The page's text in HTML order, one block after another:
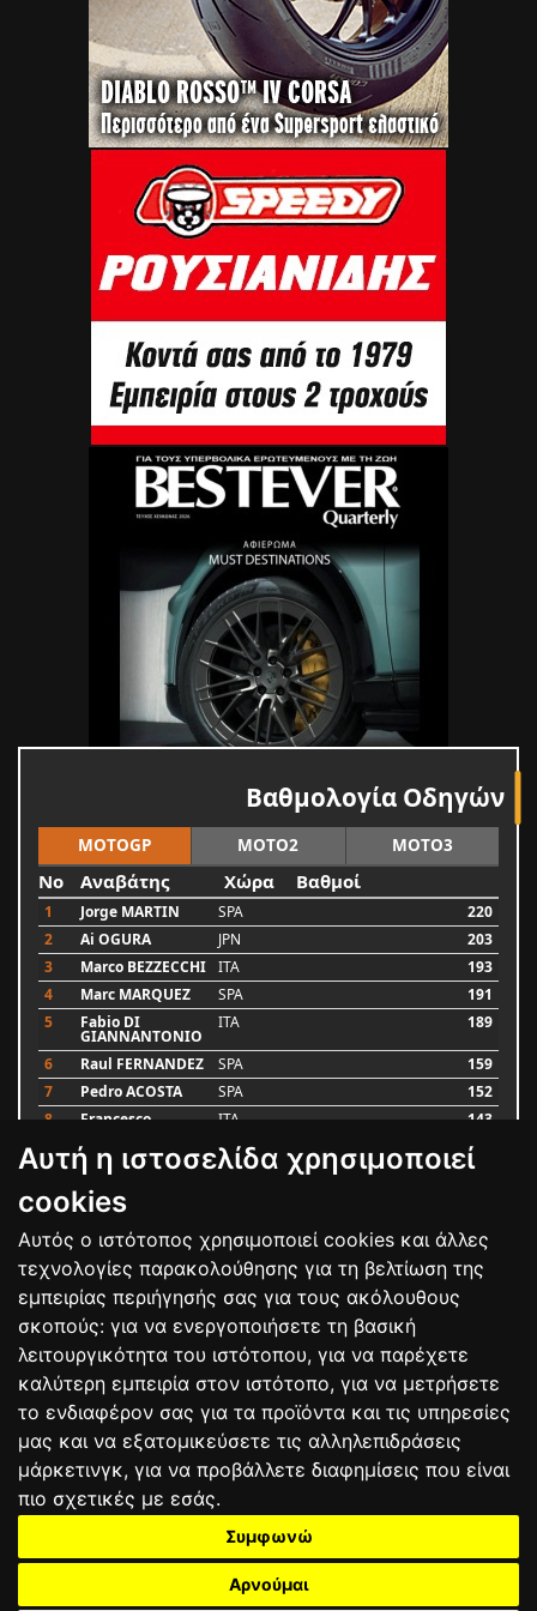
Αυτή η ιστοσελίδα χρησιμοποιεί
cookies
Αυτός ο ιστότοπος χρησιμοποιεί cookies και άλλες
τεχνολογίες παρακολούθησης για τη βελτίωση της
εμπειρίας περιήγησής σας για τους ακόλουθους
σκοπούς: για να ενεργοποιήσετε τη βασική
λειτουργικότητα του ιστότοπου, για να παρέχετε
καλύτερη εμπειρία στον ιστότοπο, για να μετρήσετε
το ενδιαφέρον σας για τα προϊόντα και τις υπηρεσίες
μας και να εξατομικεύσετε τις αλληλεπιδράσεις
μάρκετινγκ, για να προβάλλετε διαφημίσεις που είναι
πιο σχετικές με εσάς.
Συμφωνώ
Αρνούμαι
Βαθμολογία Οδηγών
MOTOGP MOTO2 MOTO3
No Αναβάτης Χώρα Βαθμοί
1 Jorge MARTIN SPA
220
2
Ai OGURA JPN
203
3
Marco BEZZECCHI ITA
193
4
Marc MARQUEZ SPA
191
5
Fabio DI
GIANNANTONIO
ITA 189
6 Raul FERNANDEZ SPA
159
7
Pedro ACOSTA SPA
152
8
Francesco ITA 143
9 Alex MARQUEZ SPA
Luca MARINI
Bαθμολογία
ΟΡΟΙ ΧΡΗΣΗΣΠΟΛΙΤΙΚΗ ΠΡΟΣΤΑΣΙΑΣ
ΑΓΩΝΕΣΑΠΟΤΕΛΕΣΜΑΤΑΑΓΟΡΑ